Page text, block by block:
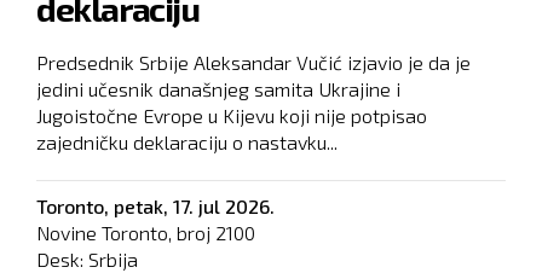
Predsednik Srbije Aleksandar Vučić izjavio je da je
jedini učesnik današnjeg samita Ukrajine i
Jugoistočne Evrope u Kijevu koji nije potpisao
zajedničku deklaraciju o nastavku...
Toronto, petak, 17. jul 2026.
Novine Toronto, broj 2100
Desk: Srbija